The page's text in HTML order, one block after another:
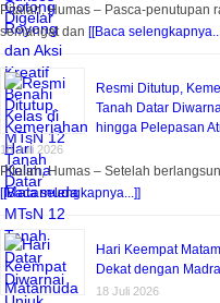
Pitalah, Humas – Pasca-penutupan
semangat dan [[Baca
Resmi Ditutup,
Tanah Datar
hingga Pelepasan
18 Juli 2026
Pitalah, Humas – Setelah
[[Baca selengkapnya...]]
Hari Keempat
Dekat dengan
18 Juli 2026